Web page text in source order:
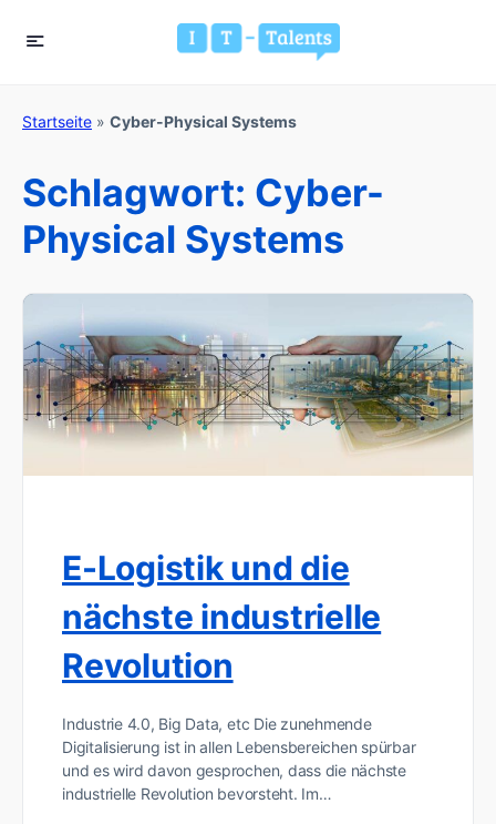
Startseite » Cyber-Physical Systems
Schlagwort: Cyber-
Physical Systems
E-Logistik und die
nächste industrielle
Revolution
Industrie 4.0, Big Data, etc Die zunehmende
Digitalisierung ist in allen Lebensbereichen spürbar
und es wird davon gesprochen, dass die nächste
industrielle Revolution bevorsteht. Im…